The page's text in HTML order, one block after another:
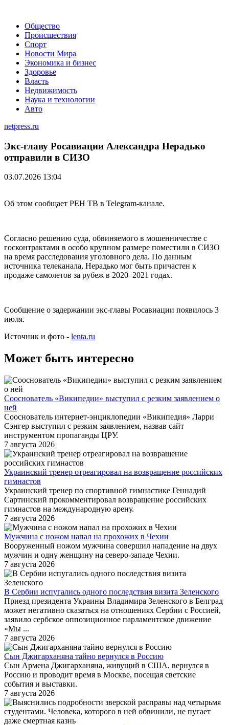
Общество
Происшествия
Спорт
Новости Мира
Экономика и бизнес
Здоровье
Власть
Недвижимость
Наука и технологии
Авто
netpress.ru
Экс-главу Росавиации Александра Нерадько
отправили в СИЗО
03.07.2026 13:04
Об этом сообщает РЕН ТВ в Telegram-канале.
Согласно решению суда, обвиняемого в мошенничестве с
госконтрактами в особо крупном размере поместили в СИЗО
на время расследования уголовного дела. По данным
источника телеканала, Нерадько мог быть причастен к
продаже самолетов за рубеж в 2020–2021 годах.
Сообщение о задержании экс-главы Росавиации появилось 3
июля.
Источник и фото - lenta.ru
Может быть интересно
Сооснователь «Википедии» выступил с резким заявлением о
ней
Сооснователь интернет-энциклопедии «Википедия» Ларри
Сэнгер выступил с резким заявлением, назвав сайт
инструментом пропаганды ЦРУ.
7 августа 2026
Украинский тренер отреагировал на возвращение российских
гимнастов
Украинский тренер по спортивной гимнастике Геннадий
Сартинский прокомментировал возвращение российских
гимнастов на международную арену.
7 августа 2026
Мужчина с ножом напал на прохожих в Чехии
Вооруженный ножом мужчина совершил нападение на двух
мужчин и одну женщину на северо-западе Чехии.
7 августа 2026
В Сербии испугались одного последствия визита Зеленского
Приезд президента Украины Владимира Зеленского в Белград
может негативно сказаться на отношениях Сербии с Россией,
заявило сербское оппозиционное парламентское движение
«Мы ...
7 августа 2026
Сын Джигарханяна тайно вернулся в Россию
Сын Армена Джигарханяна, живущий в США, вернулся в
Россию и проводит время в Москве, посещая светские
события и выставки.
7 августа 2026